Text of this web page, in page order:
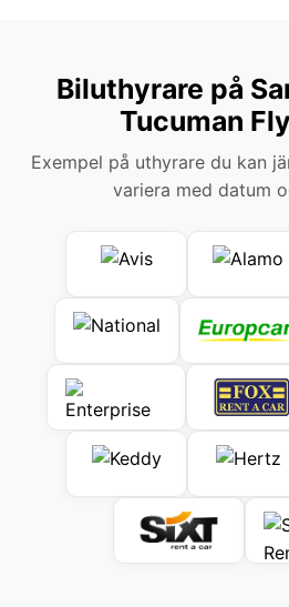
Biluthyrare på
Tucuman
Exempel på uthyrare du kan
variera med datum